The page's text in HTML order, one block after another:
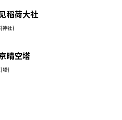
稻荷大社
神社)
晴空塔
塔)